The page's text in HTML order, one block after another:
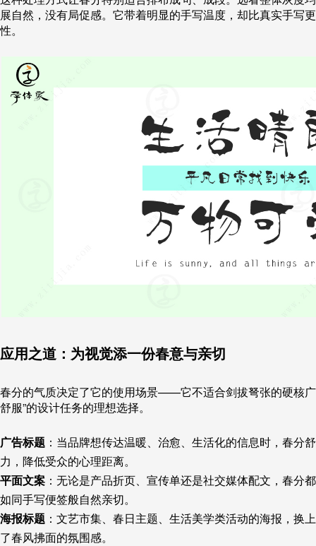
展自然，没有局促感。它带着明显的手写温度，却比真实手写
性。
应用之道：为视觉添一份春意与亲切
春分的气质决定了它的使用场景——它不适合剑拔弩张的硬核
舒服”的设计任务的理想选择。
广告标题 ：当品牌想传达温暖、治愈、生活化的信息时，春分
力，降低受众的心理距离。
平面文案 ：无论是产品折页、宣传单还是社交媒体配文，春分
如同手写便签般自然亲切。
海报标题 ：文艺市集、春日主题、生活美学类活动的海报，换
了春风拂面的氛围感。